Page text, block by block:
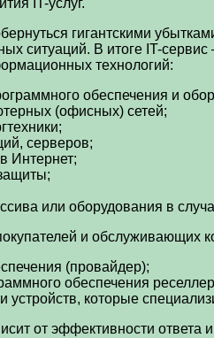
IT-услуг.
гигантскими
ситуаций. В итоге IT-
технологий:
обеспечения и
(офисных) сетей;
серверов;
Интернет;
или оборудования в
и
(провайдер);
обеспечения
устройств, которые
от эффективности